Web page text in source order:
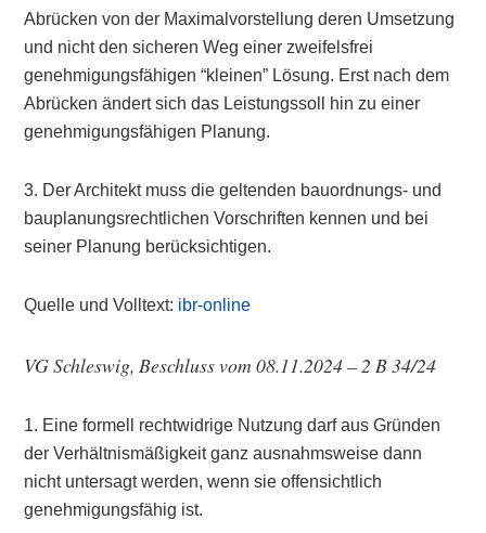
Abrücken von der Maximalvorstellung deren Umsetzung
und nicht den sicheren Weg einer zweifelsfrei
genehmigungsfähigen “kleinen” Lösung. Erst nach dem
Abrücken ändert sich das Leistungssoll hin zu einer
genehmigungsfähigen Planung.
3. Der Architekt muss die geltenden bauordnungs- und
bauplanungsrechtlichen Vorschriften kennen und bei
seiner Planung berücksichtigen.
Quelle und Volltext: ibr-online
VG Schleswig, Beschluss vom 08.11.2024 – 2 B 34/24
1. Eine formell rechtwidrige Nutzung darf aus Gründen
der Verhältnismäßigkeit ganz ausnahmsweise dann
nicht untersagt werden, wenn sie offensichtlich
genehmigungsfähig ist.